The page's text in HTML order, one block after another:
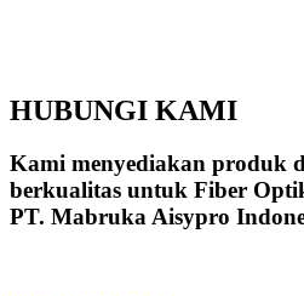
HUBUNGI KAMI
Kami menyediakan produk
berkualitas untuk Fiber
PT. Mabruka Aisypro